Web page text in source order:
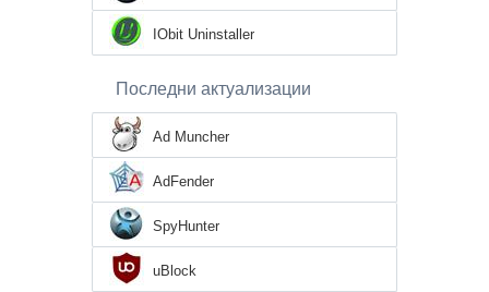
IObit Uninstaller
Последни актуализации
Ad Muncher
AdFender
SpyHunter
uBlock